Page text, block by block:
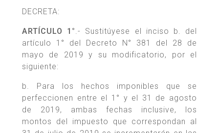
DECRETA:
ARTÍCULO 1° .- Sustitúyese el inciso b. del
artículo 1° del Decreto N° 381 del 28 de
mayo de 2019 y su modificatorio, por el
siguiente:
b. Para los hechos imponibles que se
perfeccionen entre el 1° y el 31 de agosto
de 2019, ambas fechas inclusive, los
montos del impuesto que correspondan al